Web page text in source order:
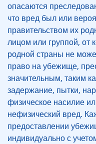
опасаются
что вред был или
правительством их
лицом или группой, от
родной страны не
право на убежище,
значительным, таким
задержание, пытки,
физическое насилие
нефизический вред.
предоставлении
индивидуально с